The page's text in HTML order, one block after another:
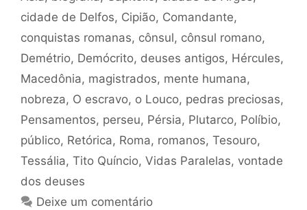
cidade de Delfos, Cipião, Comandante,
conquistas romanas, cônsul, cônsul romano,
Demétrio, Demócrito, deuses antigos, Hércules,
Macedônia, magistrados, mente humana,
nobreza, O escravo, o Louco, pedras preciosas,
Pensamentos, perseu, Pérsia, Plutarco, Políbio,
público, Retórica, Roma, romanos, Tesouro,
Tessália, Tito Quíncio, Vidas Paralelas, vontade
dos deuses
Deixe um comentário